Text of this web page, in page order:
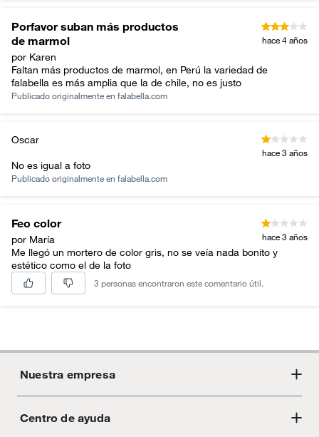
Porfavor suban más productos
de marmol
por Karen
hace 4 años
Faltan más productos de marmol, en Perú la variedad de
falabella es más amplia que la de chile, no es justo
Publicado originalmente en falabella.com
Oscar
hace 3 años
No es igual a foto
Publicado originalmente en falabella.com
Feo color
por María hace 3 años
Me llegó un mortero de color gris, no se veía nada bonito y
estético como el de la foto
3 personas encontraron este comentario útil.
Nuestra empresa
Acerca de Crate
Centro de ayuda